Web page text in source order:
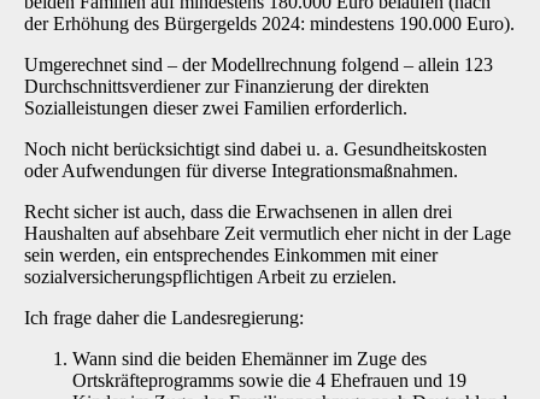
der Erhöhung des Bürgergelds 2024: mindestens 190.000 Euro).
Umgerechnet sind – der Modellrechnung folgend – allein 123
Durchschnittsverdiener zur Finanzierung der direkten
Sozialleistungen dieser zwei Familien erforderlich.
Noch nicht berücksichtigt sind dabei u. a. Gesundheitskosten
oder Aufwendungen für diverse Integrationsmaßnahmen.
Recht sicher ist auch, dass die Erwachsenen in allen drei
Haushalten auf absehbare Zeit vermutlich eher nicht in der Lage
sein werden, ein entsprechendes Einkommen mit einer
sozialversicherungspflichtigen Arbeit zu erzielen.
Ich frage daher die Landesregierung:
Wann sind die beiden Ehemänner im Zuge des
Ortskräfteprogramms sowie die 4 Ehefrauen und 19